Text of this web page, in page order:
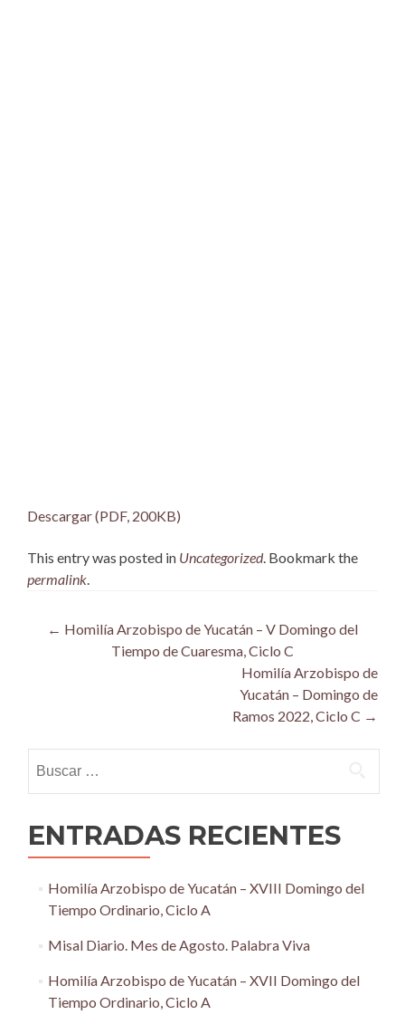
Descargar (PDF, 200KB)
This entry was posted in Uncategorized. Bookmark the
permalink
Post
navigation
← Homilía Arzobispo de Yucatán – V Domingo del
Tiempo de Cuaresma, Ciclo C
Homilía Arzobispo de
Yucatán – Domingo de
Ramos 2022, Ciclo C →
ENTRADAS RECIENTES
Homilía Arzobispo de Yucatán – XVIII Domingo del
Tiempo Ordinario, Ciclo A
Misal Diario. Mes de Agosto. Palabra Viva
Homilía Arzobispo de Yucatán – XVII Domingo del
Tiempo Ordinario, Ciclo A